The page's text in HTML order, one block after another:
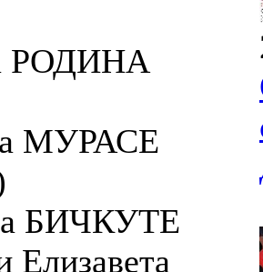
РОДИНА
МУРАСЕ
БИЧКУТЕ
Елизавета